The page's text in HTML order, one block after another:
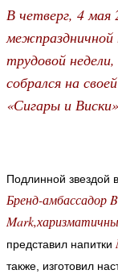
В четверг, 4 мая
межпраздничной
трудовой
собрался на
«Сигары и
Подлинной звездой
Бренд-амбассадор
представил напитки
также, изготовил